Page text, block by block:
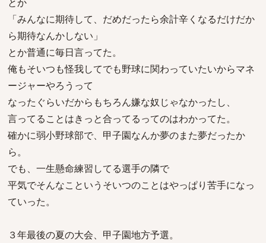
「みんなに期待して、だめだったら余計辛くなるだけだか
ら期待なんかしない」
とか普通に毎日言ってた。
俺もそいつも怪我してでも野球に関わっていたいからマネ
ージャーやろうって
なったぐらいだからもちろん嫌な奴じゃなかったし、
言ってることはきっと合ってるってのはわかってた。
確かに弱小野球部で、甲子園なんか夢のまた夢だったか
ら。
でも、一生懸命練習してる選手の隣で
平気でそんなこというそいつのことはやっぱり苦手になっ
ていった。
３年最後の夏の大会、甲子園地方予選。